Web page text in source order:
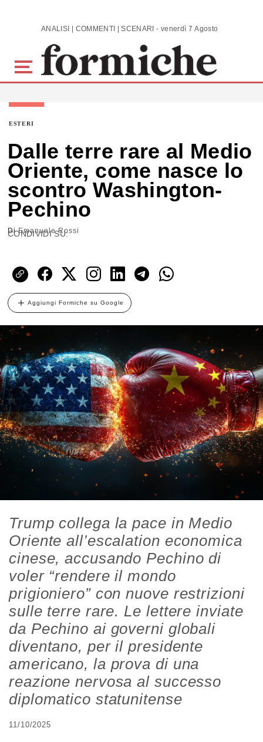
Skip to main content ANALISI | COMMENTI | SCENARI - venerdì 7 Agosto 2026
ESTERI
Dalle terre rare al Medio
Oriente, come nasce lo
scontro Washington-
Pechino
DiEmanuele Rossi
CONDIVIDI SU:
Aggiungi Formiche su Google
Trump collega la pace in Medio
Oriente all’escalation economica
cinese, accusando Pechino di
voler “rendere il mondo
prigioniero” con nuove restrizioni
sulle terre rare. Le lettere inviate
da Pechino ai governi globali
diventano, per il presidente
americano, la prova di una
reazione nervosa al successo
diplomatico statunitense
11/10/2025